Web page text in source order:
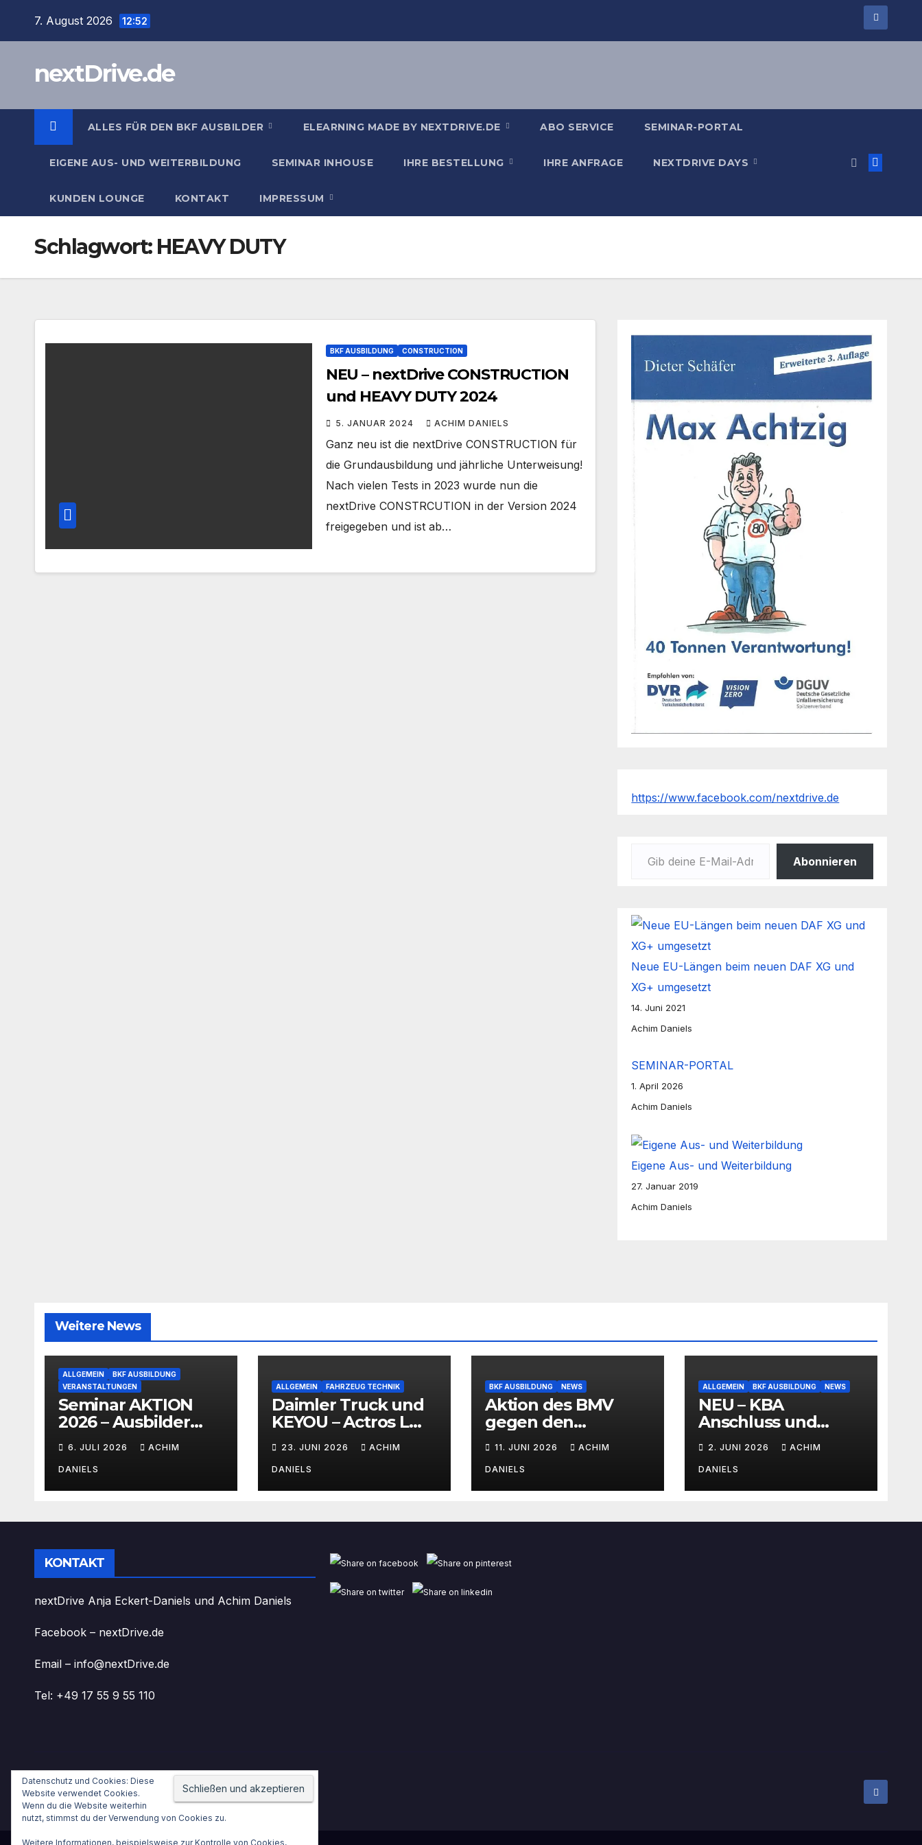
7. August 2026 12:52
nextDrive.de
ALLES FÜR DEN BKF AUSBILDER ELEARNING MADE BY NEXTDRIVE.DE ABO SERVICE SEMINAR-PORTAL
EIGENE AUS- UND WEITERBILDUNG SEMINAR INHOUSE IHRE BESTELLUNG IHRE ANFRAGE NEXTDRIVE DAYS
KUNDEN LOUNGE KONTAKT IMPRESSUM
Schlagwort: HEAVY DUTY
BKF AUSBILDUNG CONSTRUCTION
NEU – nextDrive CONSTRUCTION
und HEAVY DUTY 2024
5. JANUAR 2024 ACHIM DANIELS
Ganz neu ist die nextDrive CONSTRUCTION für
die Grundausbildung und jährliche Unterweisung!
Nach vielen Tests in 2023 wurde nun die
nextDrive CONSTRCUTION in der Version 2024
freigegeben und ist ab…
https://www.facebook.com/nextdrive.de
Abonnieren
Neue EU-Längen beim neuen DAF XG und
XG+ umgesetzt
14. Juni 2021
Achim Daniels
SEMINAR-PORTAL
1. April 2026
Achim Daniels
Eigene Aus- und Weiterbildung
27. Januar 2019
Achim Daniels
Weitere News
ALLGEMEIN
BKF AUSBILDUNG
VERANSTALTUNGEN
Seminar AKTION
2026 – Ausbilder
ab 399€!!!
6. JULI 2026 ACHIM
DANIELS
ALLGEMEIN FAHRZEUG TECHNIK
Daimler Truck und
KEYOU – Actros L
Verbrennermotor
23. JUNI 2026 ACHIM
DANIELS
BKF AUSBILDUNG NEWS
Aktion des BMV
gegen den
11. JUNI 2026 ACHIM
DANIELS
ALLGEMEIN BKF AUSBILDUNG NEWS
NEU – KBA
Anschluss und
AKTIONSPREISE!!!
Bis zu 50% RABATT
2. JUNI 2026 ACHIM
DANIELS
KONTAKT
nextDrive Anja Eckert-Daniels und Achim Daniels
Facebook – nextDrive.de
Email – info@nextDrive.de
Tel: +49 17 55 9 55 110
nextDrive.de
Datenschutz und Cookies: Diese
Website verwendet Cookies.
Wenn du die Website weiterhin
nutzt, stimmst du der Verwendung von Cookies zu.
Weitere Informationen, beispielsweise zur Kontrolle von Cookies,